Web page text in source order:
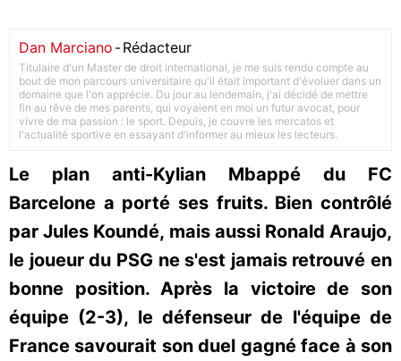
Dan Marciano -Rédacteur
Titulaire d'un Master de droit international, je me suis rendu compte au
bout de mon parcours universitaire qu'il était important d'évoluer dans un
domaine que l'on apprécie. Du jour au lendemain, j'ai décidé de mettre
fin au rêve de mes parents, qui voyaient en moi un futur avocat, pour
vivre de ma passion : le sport. Depuis, je couvre les mercatos et
l'actualité sportive en essayant d'informer au mieux les lecteurs.
Le plan anti-Kylian Mbappé du FC
Barcelone a porté ses fruits. Bien contrôlé
par Jules Koundé, mais aussi Ronald Araujo,
le joueur du PSG ne s'est jamais retrouvé en
bonne position. Après la victoire de son
équipe (2-3), le défenseur de l'équipe de
France savourait son duel gagné face à son